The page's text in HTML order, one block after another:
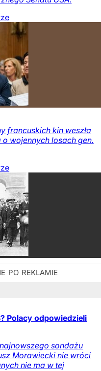
francuskich kin weszła
wojennych losach gen.
Polacy odpowiedzieli
sondażu
Morawiecki nie wróci
nie ma w tej